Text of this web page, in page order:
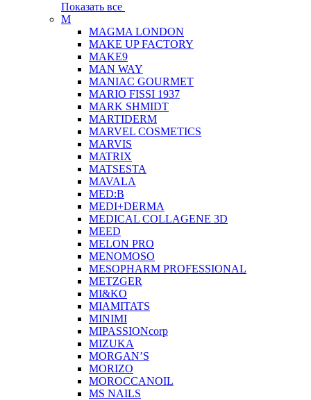
Показать все
M
MAGMA LONDON
MAKE UP FACTORY
MAKE9
MAN WAY
MANIAC GOURMET
MARIO FISSI 1937
MARK SHMIDT
MARTIDERM
MARVEL COSMETICS
MARVIS
MATRIX
MATSESTA
MAVALA
MED:B
MEDI+DERMA
MEDICAL COLLAGENE 3D
MEED
MELON PRO
MENOMOSO
MESOPHARM PROFESSIONAL
METZGER
MI&KO
MIAMITATS
MINIMI
MIPASSIONcorp
MIZUKA
MORGAN’S
MORIZO
MOROCCANOIL
MS NAILS